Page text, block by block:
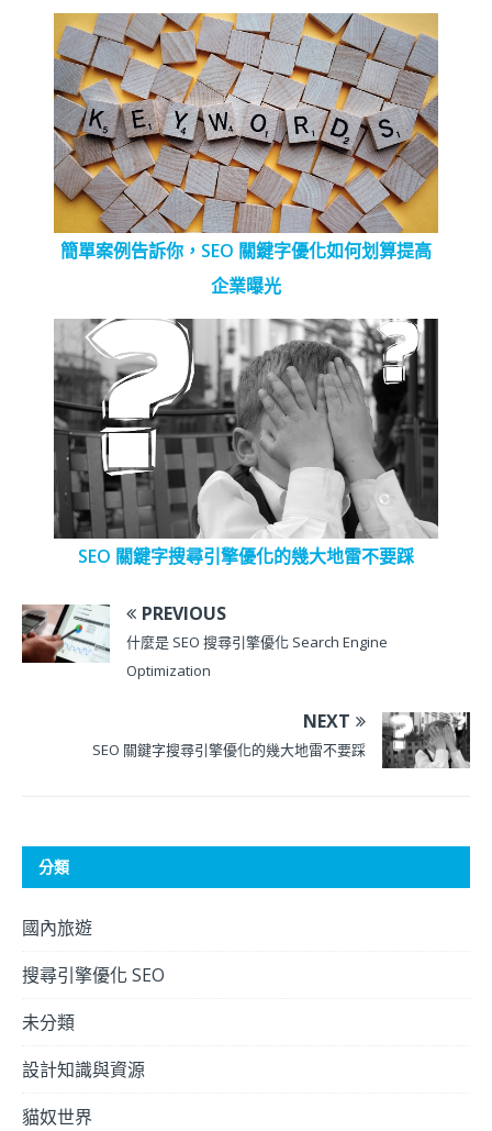
簡單案例告訴你，SEO 關鍵字優化如何划算提高
企業曝光
SEO 關鍵字搜尋引擎優化的幾大地雷不要踩
PREVIOUS
什麼是 SEO 搜尋引擎優化 Search Engine
Optimization
NEXT
SEO 關鍵字搜尋引擎優化的幾大地雷不要踩
分類
國內旅遊
搜尋引擎優化 SEO
未分類
設計知識與資源
貓奴世界